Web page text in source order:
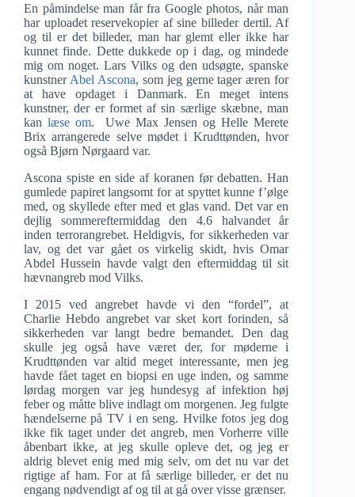
En påmindelse man får fra Google photos, når man
har uploadet reservekopier af sine billeder dertil. Af
og til er det billeder, man har glemt eller ikke har
kunnet finde. Dette dukkede op i dag, og mindede
mig om noget. Lars Vilks og den udsøgte, spanske
kunstner Abel Ascona, som jeg gerne tager æren for
at have opdaget i Danmark. En meget intens
kunstner, der er formet af sin særlige skæbne, man
kanlæse om. Uwe Max Jensen og Helle Merete
Brix arrangerede selve mødet i Krudttønden, hvor
også Bjørn Nørgaard var.
Ascona spiste en side af koranen før debatten. Han
gumlede papiret langsomt for at spyttet kunne f’ølge
med, og skyllede efter med et glas vand. Det var en
dejlig sommereftermiddag den 4.6 halvandet år
inden terrorangrebet. Heldigvis, for sikkerheden var
lav, og det var gået os virkelig skidt, hvis Omar
Abdel Hussein havde valgt den eftermiddag til sit
hævnangreb mod Vilks.
I 2015 ved angrebet havde vi den “fordel”, at
Charlie Hebdo angrebet var sket kort forinden, så
sikkerheden var langt bedre bemandet. Den dag
skulle jeg også have været der, for møderne i
Krudttønden var altid meget interessante, men jeg
havde fået taget en biopsi en uge inden, og samme
lørdag morgen var jeg hundesyg af infektion høj
feber og måtte blive indlagt om morgenen. Jeg fulgte
hændelserne på TV i en seng. Hvilke fotos jeg dog
ikke fik taget under det angreb, men Vorherre ville
åbenbart ikke, at jeg skulle opleve det, og jeg er
aldrig blevet enig med mig selv, om det nu var det
rigtige af ham. For at få særlige billeder, er det nu
engang nødvendigt af og til at gå over visse grænser.